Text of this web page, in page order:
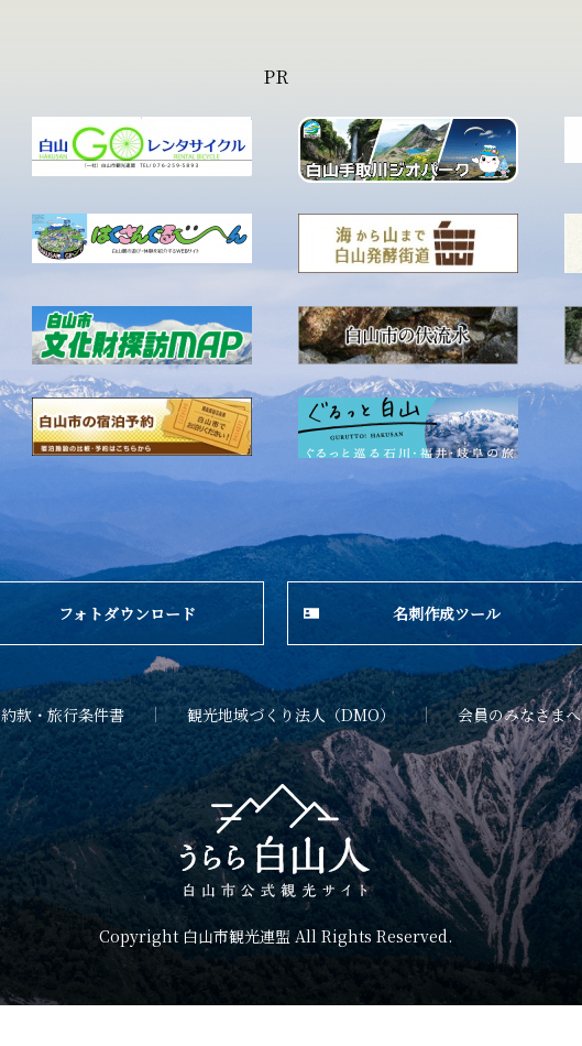
フォトダウンロード 名刺作成ツール
約款・旅行条件書 観光地域づくり法人（DMO） 会員のみなさまへ
Copyright 白山市観光連盟 All Rights Reserved.